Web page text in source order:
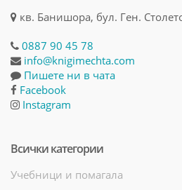
кв. Банишора, бул. Ген.
0887 90 45 78
info@knigimechta.com
Пишете ни в чата
Facebook
Instagram
Всички категории
Учебници и помагала